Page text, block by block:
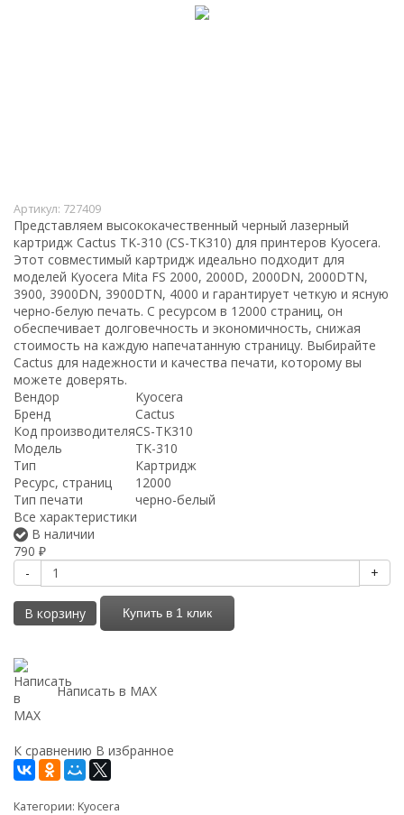
Артикул: 727409
Представляем высококачественный черный лазерный
картридж Cactus TK-310 (CS-TK310) для принтеров Kyocera.
Этот совместимый картридж идеально подходит для
моделей Kyocera Mita FS 2000, 2000D, 2000DN, 2000DTN,
3900, 3900DN, 3900DTN, 4000 и гарантирует четкую и ясную
черно-белую печать. С ресурсом в 12000 страниц, он
обеспечивает долговечность и экономичность, снижая
стоимость на каждую напечатанную страницу. Выбирайте
Cactus для надежности и качества печати, которому вы
можете доверять.
Вендор
Kyocera
Бренд
Cactus
Код производителяCS-TK310
Модель
TK-310
Тип
Картридж
Ресурс, страниц
12000
Тип печати
черно-белый
Все характеристики
В наличии
790 ₽
- +
В корзину Купить в 1 клик
Написать в MAX
К сравнению В избранное
Категории: Kyocera